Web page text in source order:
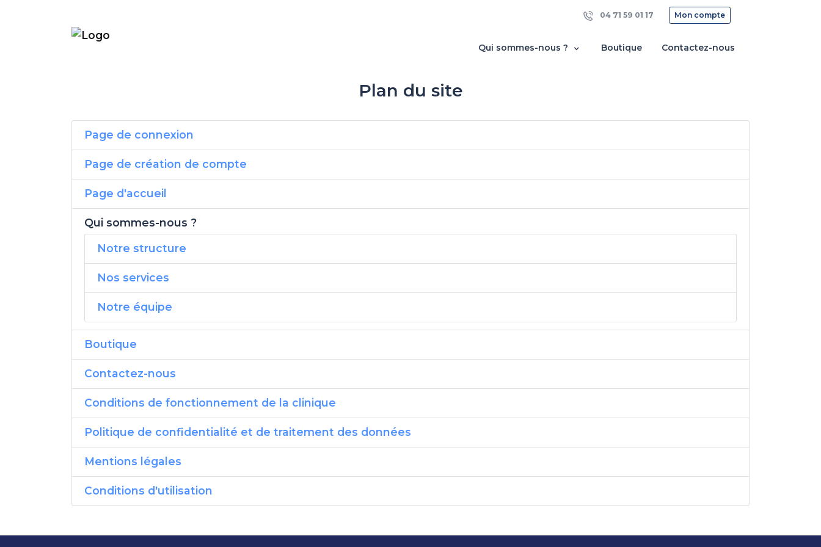
Qui sommes-nous ? Boutique Contactez-nous
04 71 59 01 17 Mon compte
Plan du site
Page de connexion
Page de création de compte
Page d'accueil
Qui sommes-nous ?
Notre structure
Nos services
Notre équipe
Boutique
Contactez-nous
Conditions de fonctionnement de la clinique
Politique de confidentialité et de traitement des données
Mentions légales
Conditions d'utilisation